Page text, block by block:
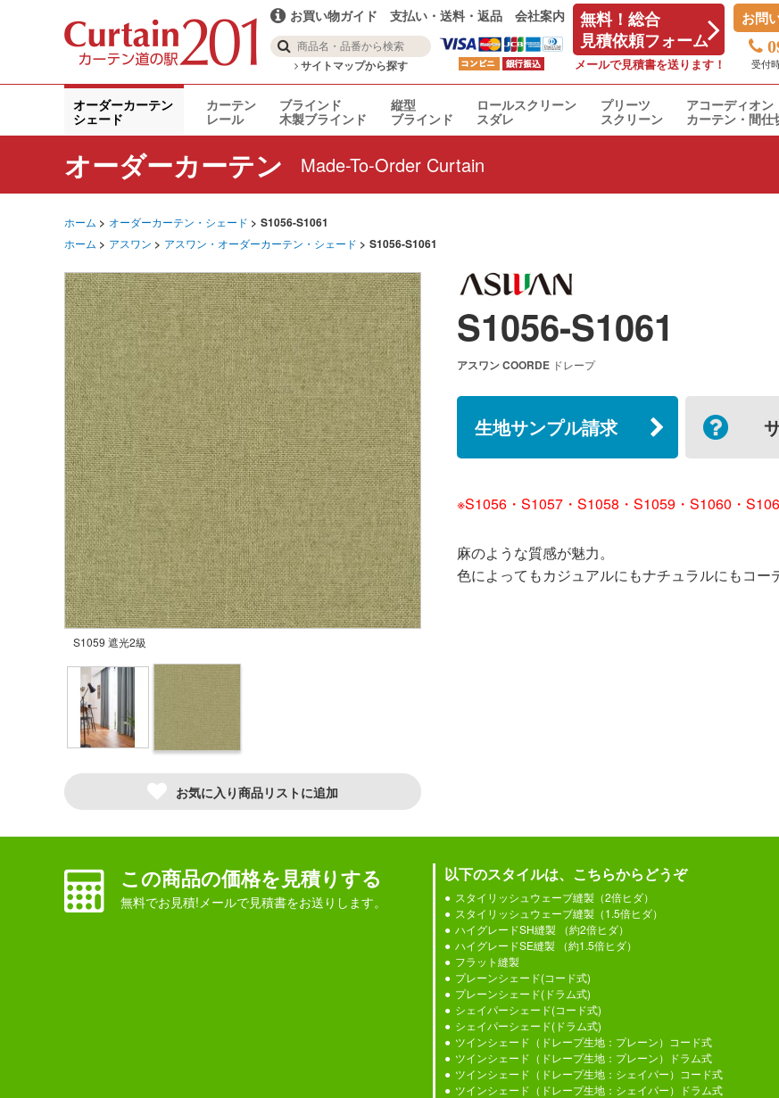
お買い物ガイド 支払い・送料・返品 会社案内
サイトマップから探す
無料！総合
見積依頼フォーム
メールで見積書を送ります！
お問
受付
オーダーカーテン
シェード
カーテン
レール
ブラインド
木製ブラインド
縦型
ブラインド
ロールスクリーン
スダレ
プリーツ
スクリーン
アコーディオン
カーテン・間仕
オーダーカーテン Made-To-Order Curtain
ホーム オーダーカーテン・シェード S1056-S1061
ホーム アスワン アスワン・オーダーカーテン・シェード S1056-S1061
S1059 遮光2級
お気に入り商品リストに追加
S1056-S1061
アスワンCOORDE ドレープ
生地サンプル請求
※S1056・S1057・S1058・S1059・S1060・
麻のような質感が魅力。
色によってもカジュアルにもナチュラルにもコー
この商品の価格を見積りする
無料でお見積!メールで見積書をお送りします。
以下のスタイルは、こちらからどうぞ
スタイリッシュウェーブ縫製（2倍ヒダ）
スタイリッシュウェーブ縫製（1.5倍ヒダ）
ハイグレードSH縫製 （約2倍ヒダ）
ハイグレードSE縫製 （約1.5倍ヒダ）
フラット縫製
プレーンシェード(コード式)
プレーンシェード(ドラム式)
シェイパーシェード(コード式)
シェイパーシェード(ドラム式)
ツインシェード（ドレープ生地：プレーン）コード式
ツインシェード（ドレープ生地：プレーン）ドラム式
ツインシェード（ドレープ生地：シェイパー）コード式
ツインシェード（ドレープ生地：シェイパー）ドラム式
スタイルの仕様